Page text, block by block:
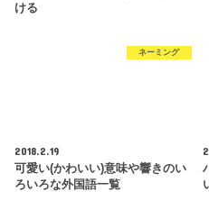
ける
ネーミング
2018.2.19
可愛い(かわいい)意味や響きのい
ろいろな外国語一覧